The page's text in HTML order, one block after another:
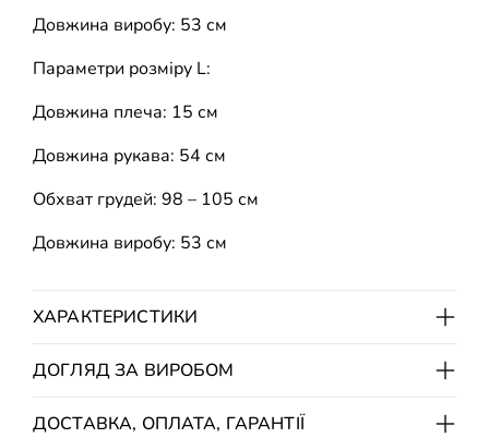
Довжина виробу: 53 см
Параметри розміру L:
Довжина плеча: 15 см
Довжина рукава: 54 см
Обхват грудей: 98 – 105 см
Довжина виробу: 53 см
ХАРАКТЕРИСТИКИ
ДОГЛЯД ЗА ВИРОБОМ
ДОСТАВКА, ОПЛАТА, ГАРАНТІЇ